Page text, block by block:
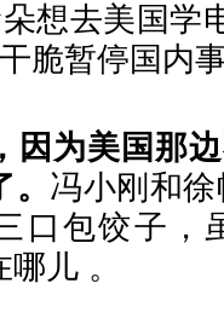
想去美国学
脆暂停国内
因为美国那
冯小刚和
口包饺子，
儿 。